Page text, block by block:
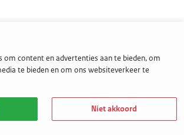
om content en advertenties aan te bieden, om
te bieden en om ons websiteverkeer te
Niet akkoord